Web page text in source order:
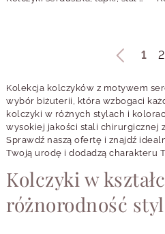
1 2
Kolekcja kolczyków z motywem
wybór biżuterii, która wzbogaci
kolczyki w różnych stylach i
wysokiej jakości stali chirurgicznej
Sprawdź naszą ofertę i znajdź
Twoją urodę i dodadzą charakteru
Kolczyki w
różnorodność